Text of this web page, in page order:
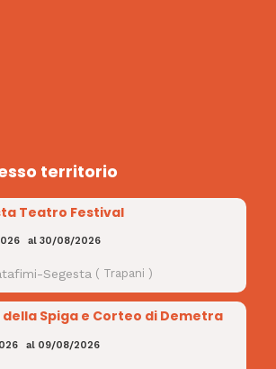
territorio
Teatro Festival
al30/08/2026
Segesta ( Trapani )
della Spiga e Corteo di Demetra
al 09/08/2026